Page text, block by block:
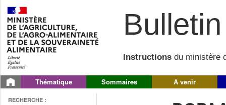
Instructions du ministère
Thématique Sommaires A venir
RECHERCHE :